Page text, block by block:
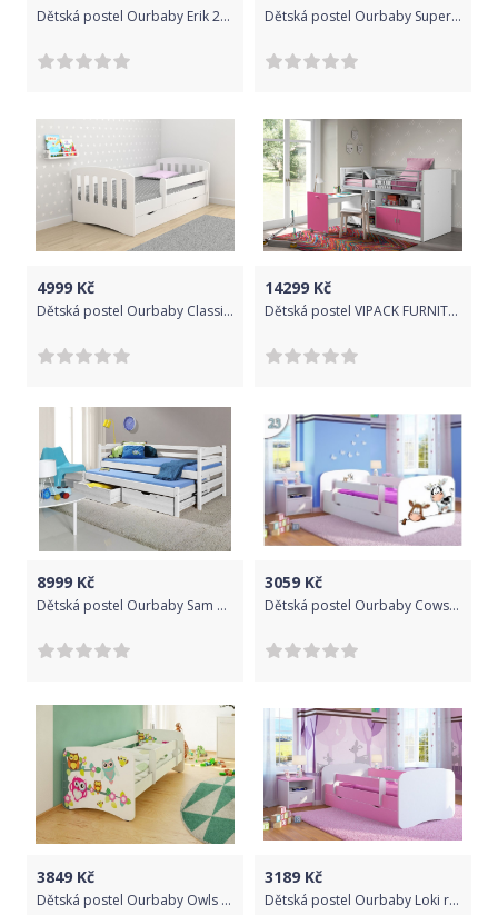
Dětská postel Ourbaby Erik 200x90 cm Dětská postel Ourbaby Superhero White 180x80 cm
4999 Kč
Dětská postel Ourbaby Classic bílá 180x80 cm
14299 Kč
Dětská postel VIPACK FURNITURE Bonny bílá růžová 200x90 cm
8999 Kč
Dětská postel Ourbaby Sam bílá 200x90 cm
3059 Kč
Dětská postel Ourbaby Cows bílá 160x70 cm
3849 Kč
Dětská postel Ourbaby Owls bílá 160x70 cm
3189 Kč
Dětská postel Ourbaby Loki růžová 180x80 cm